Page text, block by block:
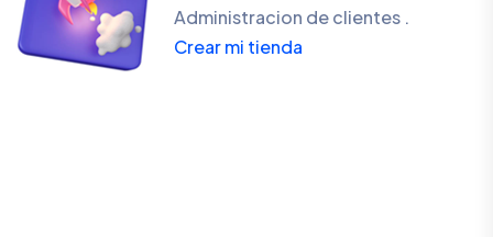
Administracion de clientes .
Crear mi tienda